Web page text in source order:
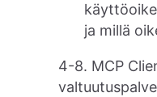
ja millä
4-8. MCP